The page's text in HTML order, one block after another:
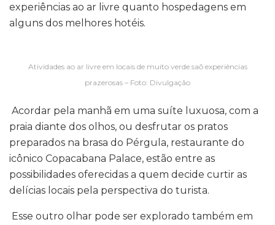
experiências ao ar livre quanto hospedagens em
alguns dos melhores hotéis.
Atividades ao ar livre em locais de muito verde saõ experiências
prazerosas – Foto: Divulgação
Acordar pela manhã em uma suíte luxuosa, com a
praia diante dos olhos, ou desfrutar os pratos
preparados na brasa do Pérgula, restaurante do
icônico Copacabana Palace, estão entre as
possibilidades oferecidas a quem decide curtir as
delícias locais pela perspectiva do turista.
Esse outro olhar pode ser explorado também em